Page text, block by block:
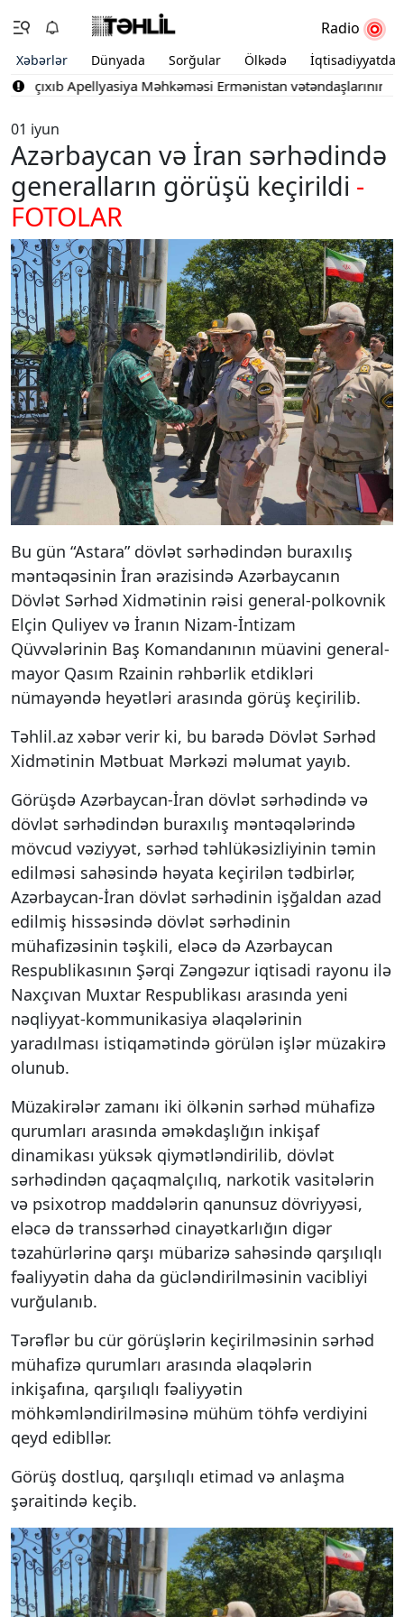
Radio
Xəbərlər Dünyada Sorğular Ölkədə İqtisadiyyatda
Apellyasiya Məhkəməsi Ermənistan vətəndaşlarının
01 iyun
Azərbaycan və İran sərhədində
generalların görüşü keçirildi -
FOTOLAR
Bu gün “Astara” dövlət sərhədindən buraxılış
məntəqəsinin İran ərazisində Azərbaycanın
Dövlət Sərhəd Xidmətinin rəisi general-polkovnik
Elçin Quliyev və İranın Nizam-İntizam
Qüvvələrinin Baş Komandanının müavini general-
mayor Qasım Rzainin rəhbərlik etdikləri
nümayəndə heyətləri arasında görüş keçirilib.
Təhlil.az xəbər verir ki, bu barədə Dövlət Sərhəd
Xidmətinin Mətbuat Mərkəzi məlumat yayıb.
Görüşdə Azərbaycan-İran dövlət sərhədində və
dövlət sərhədindən buraxılış məntəqələrində
mövcud vəziyyət, sərhəd təhlükəsizliyinin təmin
edilməsi sahəsində həyata keçirilən tədbirlər,
Azərbaycan-İran dövlət sərhədinin işğaldan azad
edilmiş hissəsində dövlət sərhədinin
mühafizəsinin təşkili, eləcə də Azərbaycan
Respublikasının Şərqi Zəngəzur iqtisadi rayonu ilə
Naxçıvan Muxtar Respublikası arasında yeni
nəqliyyat-kommunikasiya əlaqələrinin
yaradılması istiqamətində görülən işlər müzakirə
olunub.
Müzakirələr zamanı iki ölkənin sərhəd mühafizə
qurumları arasında əməkdaşlığın inkişaf
dinamikası yüksək qiymətləndirilib, dövlət
sərhədindən qaçaqmalçılıq, narkotik vasitələrin
və psixotrop maddələrin qanunsuz dövriyyəsi,
eləcə də transsərhəd cinayətkarlığın digər
təzahürlərinə qarşı mübarizə sahəsində qarşılıqlı
fəaliyyətin daha da gücləndirilməsinin vacibliyi
vurğulanıb.
Tərəflər bu cür görüşlərin keçirilməsinin sərhəd
mühafizə qurumları arasında əlaqələrin
inkişafına, qarşılıqlı fəaliyyətin
möhkəmləndirilməsinə mühüm töhfə verdiyini
qeyd edibllər.
Görüş dostluq, qarşılıqlı etimad və anlaşma
şəraitində keçib.